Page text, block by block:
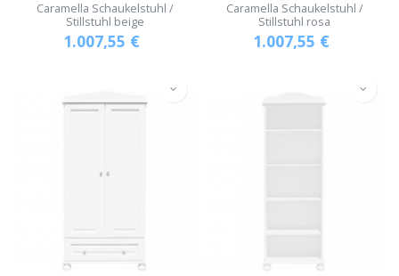
Caramella Schaukelstuhl /
Stillstuhl beige
1.007,55 €
Caramella Schaukelstuhl /
Stillstuhl rosa
1.007,55 €